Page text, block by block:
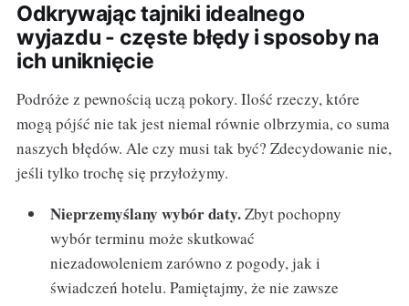
Odkrywając tajniki idealnego
wyjazdu - częste błędy i sposoby na
ich uniknięcie
Podróże z pewnością uczą pokory. Ilość rzeczy, które
mogą pójść nie tak jest niemal równie olbrzymia, co suma
naszych błędów. Ale czy musi tak być? Zdecydowanie nie,
jeśli tylko trochę się przyłożymy.
Nieprzemyślany wybór daty.Zbyt pochopny
wybór terminu może skutkować
niezadowoleniem zarówno z pogody, jak i
świadczeń hotelu. Pamiętajmy, że nie zawsze